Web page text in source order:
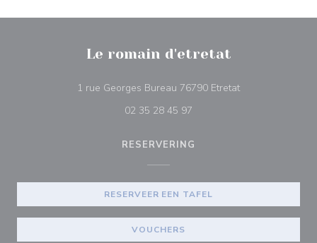
Le romain d'etretat
1 rue Georges Bureau 76790 Etretat((opent in een
02 35 28 45 97
RESERVERING
RESERVEER EEN TAFEL
VOUCHERS